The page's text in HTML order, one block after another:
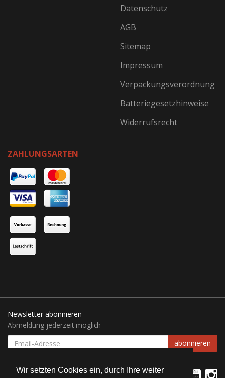
Wir setzten Cookies ein, durch Ihre weiter
Datenschutz
AGB
Sitemap
Impressum
Verpackungsverordnung
Batteriegesetzhinweise
Widerrufsrecht
ZAHLUNGSARTEN
Newsletter abonnieren
Abmeldung jederzeit möglich
EMAIL-
ADRESSE
abonnieren